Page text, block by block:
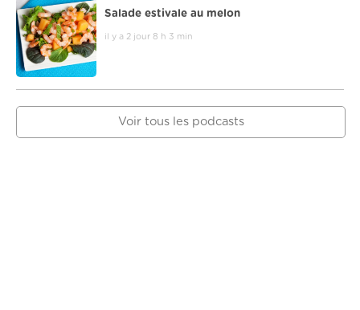
Salade estivale au melon
il y a 2 jour 8 h 3 min
Voir tous les podcasts